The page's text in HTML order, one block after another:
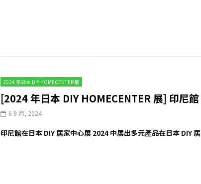
2024 年日本 DIY HOMECENTER 展
[2024 年日本 DIY HOMECENTER 展] 印尼
6 9 月, 2024
印尼館在日本 DIY 居家中心展 2024 中展出多元產品在日本 DIY